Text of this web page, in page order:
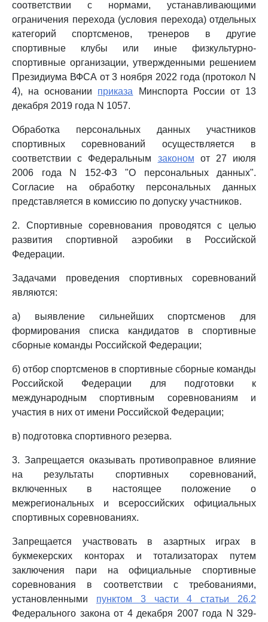
соответствии с нормами, устанавливающими
ограничения перехода (условия перехода) отдельных
категорий спортсменов, тренеров в другие
спортивные клубы или иные физкультурно-
спортивные организации, утвержденными решением
Президиума ВФСА от 3 ноября 2022 года (протокол N
4), на основании приказа Минспорта России от 13
декабря 2019 года N 1057.
Обработка персональных данных участников
спортивных соревнований осуществляется в
соответствии с Федеральным законом от 27 июля
2006 года N 152-ФЗ "О персональных данных".
Согласие на обработку персональных данных
представляется в комиссию по допуску участников.
2. Спортивные соревнования проводятся с целью
развития спортивной аэробики в Российской
Федерации.
Задачами проведения спортивных соревнований
являются:
а) выявление сильнейших спортсменов для
формирования списка кандидатов в спортивные
сборные команды Российской Федерации;
б) отбор спортсменов в спортивные сборные команды
Российской Федерации для подготовки к
международным спортивным соревнованиям и
участия в них от имени Российской Федерации;
в) подготовка спортивного резерва.
3. Запрещается оказывать противоправное влияние
на результаты спортивных соревнований,
включенных в настоящее положение о
межрегиональных и всероссийских официальных
спортивных соревнованиях.
Запрещается участвовать в азартных играх в
букмекерских конторах и тотализаторах путем
заключения пари на официальные спортивные
соревнования в соответствии с требованиями,
установленными пунктом 3 части 4 статьи 26.2
Федерального закона от 4 декабря 2007 года N 329-